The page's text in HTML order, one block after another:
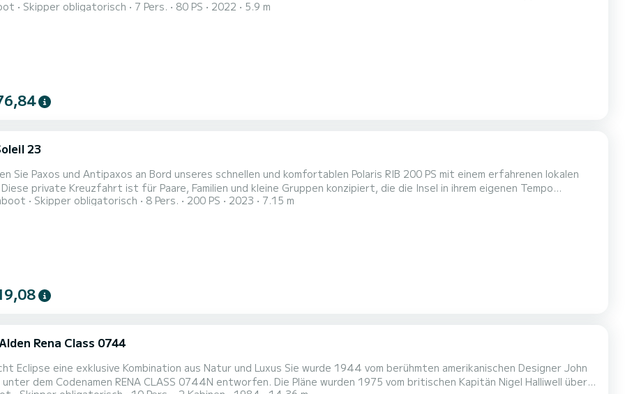
für Paare, Familien und kleine Gruppen. Angetrieben von einem zuverlässigen 80 PS Motor bietet Armonia
Skipper obligatorisch 7 Pers. 80 PS 2022 5.9 m
23
Sie Paxos und Antipaxos an Bord unseres schnellen und komfortablen Polaris RIB 200 PS mit einem erfahrenen lokalen
möchten, während sie die schönsten Orte um Paxos besuchen. Dauer: Ungefähr 7 Stunden Abfahrt: 09:30 Uhr ab Hafen
Skipper obligatorisch 8 Pers. 200 PS 2023 7.15 m
Rena Class 0744
Eclipse eine exklusive Kombination aus Natur und Luxus Sie wurde 1944 vom berühmten amerikanischen Designer John
Codenamen RENA CLASS 0744N entworfen. Die Pläne wurden 1975 vom britischen Kapitän Nigel Halliwell über